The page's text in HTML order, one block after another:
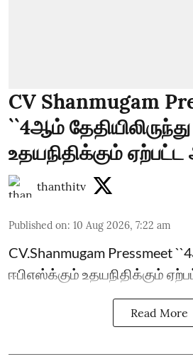
CV Shanmugam
``4ஆம்
உதயநிதிக்கும் ஏற்பட்ட
thanthitv
Published on: 10 Aug 2026, 7:22 am
CV.Shanmugam Pressmeet
ஈபிஎஸ்க்கும் உதயநிதிக்கும்
Read More